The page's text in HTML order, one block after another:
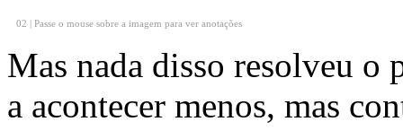
02 | Passe o mouse sobre a imagem para ver anotações
Mas nada disso resolveu o
a acontecer menos, mas